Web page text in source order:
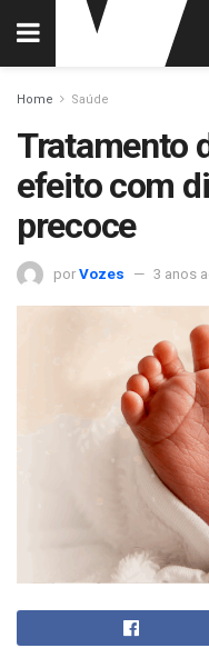
Home Saúde
Tratamento
efeito com
precoce
por Vozes 3 anos